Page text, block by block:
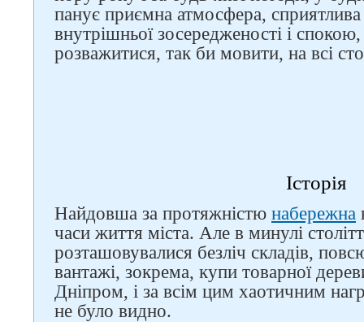
панує приємна атмосфера,
внутрішньої зосередженості і
розважитися, так би мовити, на всі
Історія
Найдовша за протяжністю набережна
часи життя міста. Але в минулі
розташовувалися безліч складів,
вантажі, зокрема, купи товарної
Дніпром, і за всім цим хаотичним
не було видно.